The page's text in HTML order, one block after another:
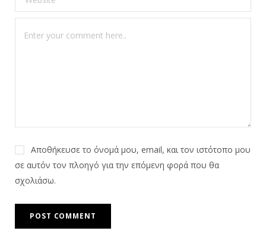
Αποθήκευσε το όνομά μου, email, και τον ιστότοπο μου
σε αυτόν τον πλοηγό για την επόμενη φορά που θα
σχολιάσω.